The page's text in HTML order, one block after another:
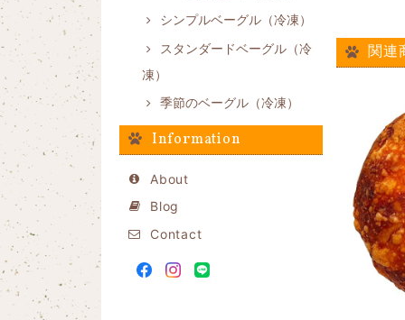
シンプルベーグル（冷凍）
スタンダードベーグル（冷
凍）
季節のベーグル（冷凍）
Information
About
Blog
Contact
関連